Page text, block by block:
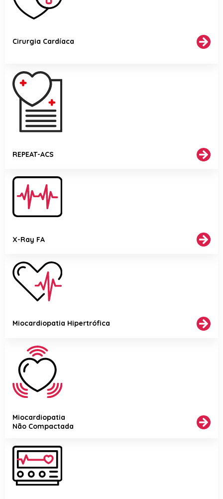
Cirurgia Cardíaca
REPEAT-ACS
X-Ray FA
Miocardiopatia Hipertrófica
Miocardiopatia
Não Compactada